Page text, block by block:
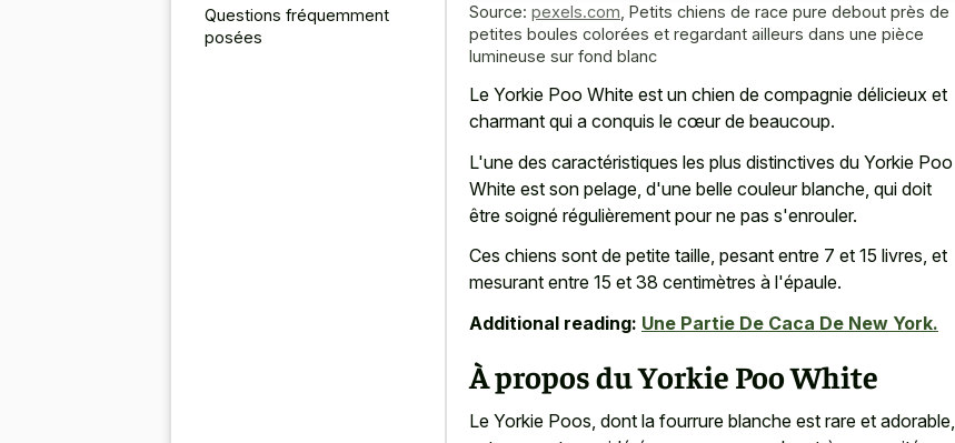
Questions fréquemment
posées
Source: pexels.com Petits chiens de race pure debout près de
petites boules colorées et regardant ailleurs dans une pièce
lumineuse sur fond blanc
Le Yorkie Poo White est un chien de compagnie délicieux et
charmant qui a conquis le cœur de beaucoup.
L'une des caractéristiques les plus distinctives du Yorkie Poo
White est son pelage, d'une belle couleur blanche, qui doit
être soigné régulièrement pour ne pas s'enrouler.
Ces chiens sont de petite taille, pesant entre 7 et 15 livres, et
mesurant entre 15 et 38 centimètres à l'épaule.
Additional reading: Une Partie De Caca De New York.
À propos du Yorkie Poo White
Le Yorkie Poos, dont la fourrure blanche est rare et adorable,